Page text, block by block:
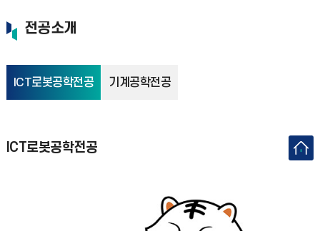
전공소개
ICT로봇공학전공 기계공학전공
ICT로봇공학전공